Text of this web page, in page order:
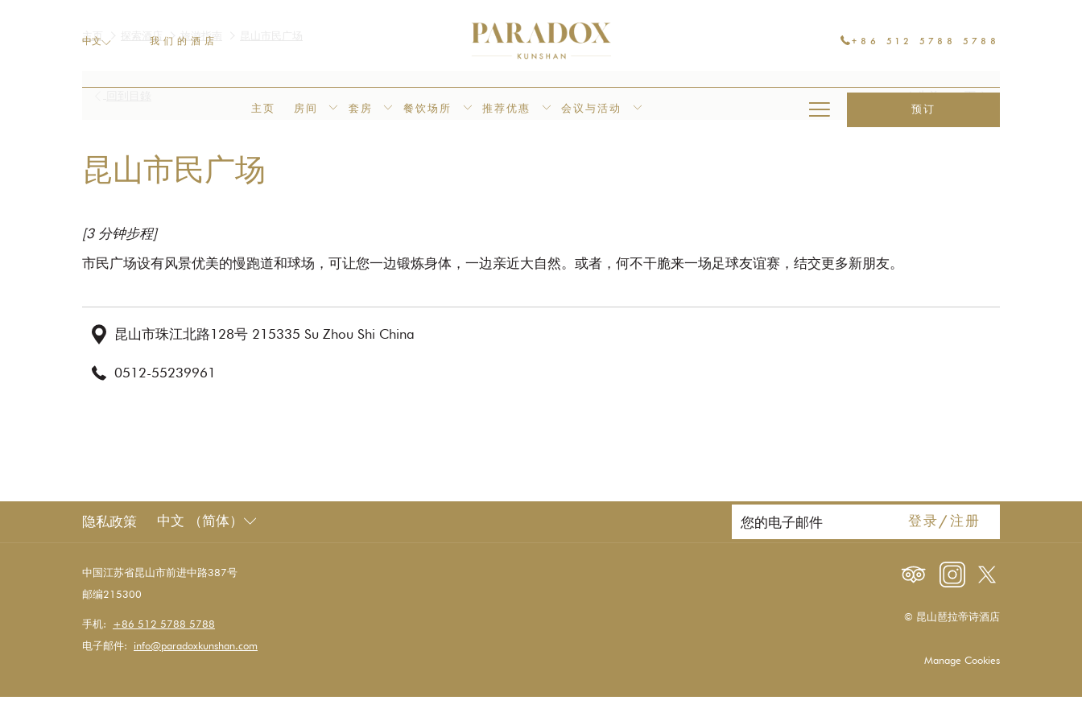
中文 我们的酒店 +86 512 5788 5788
主页 房间 套房 餐饮场所 推荐优惠 会议与活动
Hamburger
Menu
预订
主页 探索酒店 旅游指南
标
签
先前 下
昆山市民广场
[3 分钟步程]
市民广场设有风景优美的慢跑道和球场，可让您一边锻炼身体，一边亲近大自然。或者，何不干脆来一场足球友谊赛，结交更多新朋友。
昆山市珠江北路128号 215335 Su Zhou Shi China
0512-55239961
隐私政策 中文 （简体） 登录/注册
© 昆山琶拉帝诗酒店
Manage Cookies
中国江苏省昆山市前进中路387号
邮编215300
手机: +86 512 5788 5788
电子邮件: info@paradoxkunshan.com